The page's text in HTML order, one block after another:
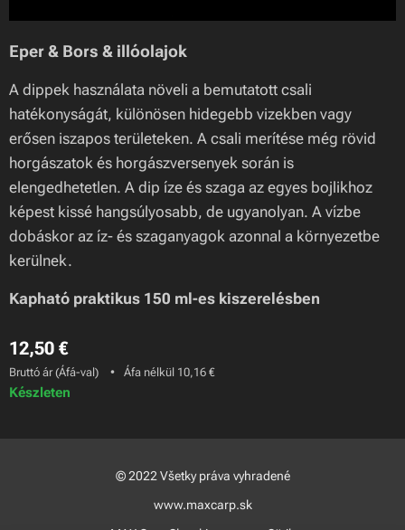
Eper & Bors & illóolajok
A dippek használata növeli a bemutatott csali
hatékonyságát, különösen hidegebb vizekben vagy
erősen iszapos területeken. A csali merítése még rövid
horgászatok és horgászversenyek során is
elengedhetetlen. A dip íze és szaga az egyes bojlikhoz
képest kissé hangsúlyosabb, de ugyanolyan. A vízbe
dobáskor az íz- és szaganyagok azonnal a környezetbe
kerülnek.
Kapható praktikus 150 ml-es kiszerelésben
12,50 €
Bruttó ár (Áfá-val) Áfa nélkül 10,16 €
Készleten
© 2022 Všetky práva vyhradené
www.maxcarp.sk